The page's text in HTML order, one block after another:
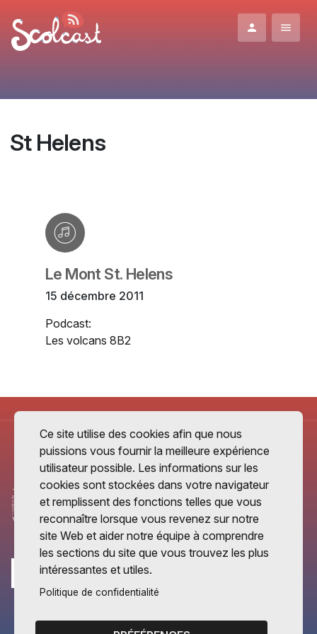
St Helens
Le Mont St. Helens
15 décembre 2011
Podcast:
Les volcans 8B2
Ce site utilise des cookies afin que nous
puissions vous fournir la meilleure expérience
utilisateur possible. Les informations sur les
cookies sont stockées dans votre navigateur
et remplissent des fonctions telles que vous
reconnaître lorsque vous revenez sur notre
site Web et aider notre équipe à comprendre
les sections du site que vous trouvez les plus
intéressantes et utiles.
Politique de confidentialité